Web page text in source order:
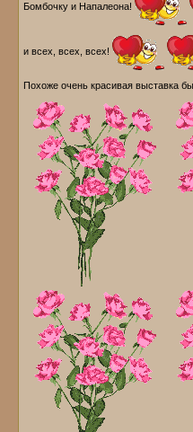
Бомбочку и Напалеона!
и всех, всех, всех!
Похоже очень красивая выставка